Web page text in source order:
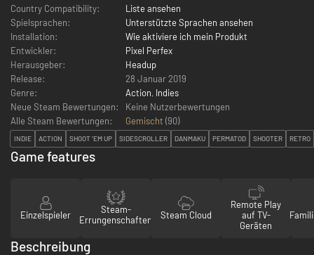
Country Compatibility:
Liste ansehen
Spielsprachen:
Unterstützte Sprachen ansehen
Installation:
Wie aktiviere ich mein Produkt
Entwickler:
Pixel Perfex
Herausgeber:
Headup
Release:
28 Januar 2019
Genre:
Action, Indies
Neue Steam Bewertungen:
Keine Nutzerbewertungen
Alle Steam Bewertungen:
Gemischt (90)
INDIE ACTION SHOOT ’EM UP SIDESCROLLER DANMAKU PERMATOD SHOOTER RETRO
Game features
Einzelspieler
Steam-
Errungenschaften
Steam Cloud
Remote Play
auf TV-
Geräten
Beschreibung